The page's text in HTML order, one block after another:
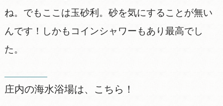
ね。でもここは玉砂利。砂を気にすることが無い
んです！しかもコインシャワーもあり最高でし
た。
庄内の海水浴場は、こちら！